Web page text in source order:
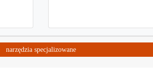
narzędzia specjalizowane